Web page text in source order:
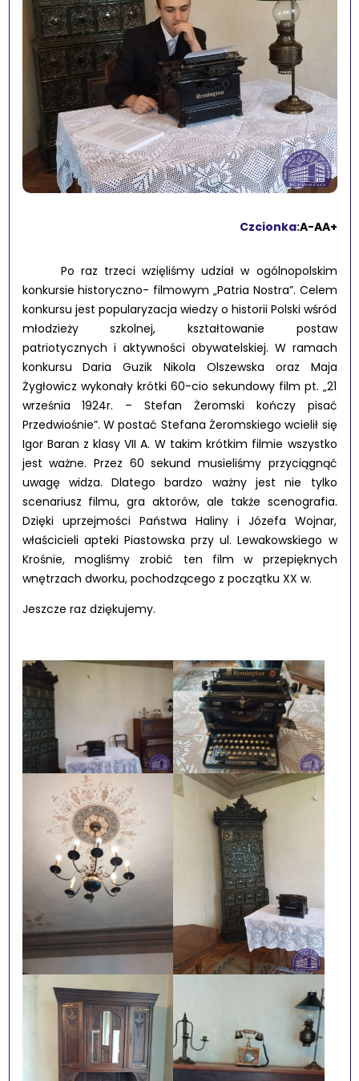
Czcionka:A-AA+
Po raz trzeci wzięliśmy udział w ogólnopolskim
konkursie historyczno- filmowym „Patria Nostra”. Celem
konkursu jest popularyzacja wiedzy o historii Polski wśród
młodzieży szkolnej, kształtowanie postaw
patriotycznych i aktywności obywatelskiej. W ramach
konkursu Daria Guzik Nikola Olszewska oraz Maja
Żygłowicz wykonały krótki 60-cio sekundowy film pt. „21
września 1924r. – Stefan Żeromski kończy pisać
Przedwiośnie”. W postać Stefana Żeromskiego wcielił się
Igor Baran z klasy VII A. W takim krótkim filmie wszystko
jest ważne. Przez 60 sekund musieliśmy przyciągnąć
uwagę widza. Dlatego bardzo ważny jest nie tylko
scenariusz filmu, gra aktorów, ale także scenografia.
Dzięki uprzejmości Państwa Haliny i Józefa Wojnar,
właścicieli apteki Piastowska przy ul. Lewakowskiego w
Krośnie, mogliśmy zrobić ten film w przepięknych
wnętrzach dworku, pochodzącego z początku XX w.
Jeszcze raz dziękujemy.